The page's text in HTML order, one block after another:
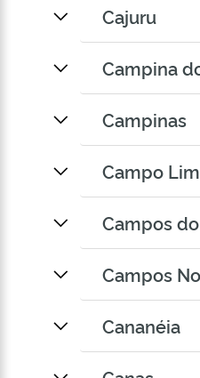
Cajuru
Campina
Campinas
Campo
Campos
Campos
Cananéia